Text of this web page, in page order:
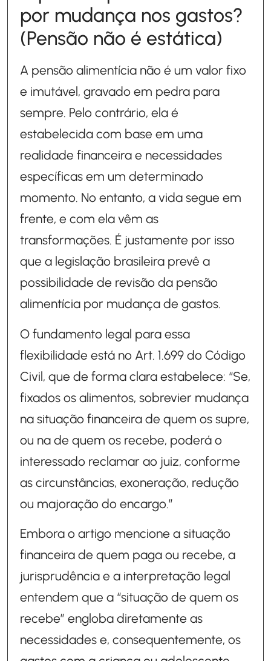
por mudança nos gastos?
(Pensão não é estática)
A pensão alimentícia não é um valor fixo
e imutável, gravado em pedra para
sempre. Pelo contrário, ela é
estabelecida com base em uma
realidade financeira e necessidades
específicas em um determinado
momento. No entanto, a vida segue em
frente, e com ela vêm as
transformações. É justamente por isso
que a legislação brasileira prevê a
possibilidade de revisão da pensão
alimentícia por mudança de gastos.
O fundamento legal para essa
flexibilidade está no Art. 1.699 do Código
Civil, que de forma clara estabelece: “Se,
fixados os alimentos, sobrevier mudança
na situação financeira de quem os supre,
ou na de quem os recebe, poderá o
interessado reclamar ao juiz, conforme
as circunstâncias, exoneração, redução
ou majoração do encargo.”
Embora o artigo mencione a situação
financeira de quem paga ou recebe, a
jurisprudência e a interpretação legal
entendem que a “situação de quem os
recebe” engloba diretamente as
necessidades e, consequentemente, os